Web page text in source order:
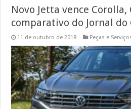
Novo Jetta vence Corolla,
comparativo do Jornal do
11 de outubro de 2018 Peças e